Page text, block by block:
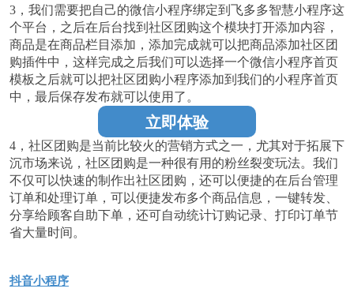
3，我们需要把自己的微信小程序绑定到飞多多智慧小程序这
个平台，之后在后台找到社区团购这个模块打开添加内容，
商品是在商品栏目添加，添加完成就可以把商品添加社区团
购插件中，这样完成之后我们可以选择一个微信小程序首页
模板之后就可以把社区团购小程序添加到我们的小程序首页
中，最后保存发布就可以使用了。
立即体验
4，社区团购是当前比较火的营销方式之一，尤其对于拓展下
沉市场来说，社区团购是一种很有用的粉丝裂变玩法。我们
不仅可以快速的制作出社区团购，还可以便捷的在后台管理
订单和处理订单，可以便捷发布多个商品信息，一键转发、
分享给顾客自助下单，还可自动统计订购记录、打印订单节
省大量时间。
抖音小程序